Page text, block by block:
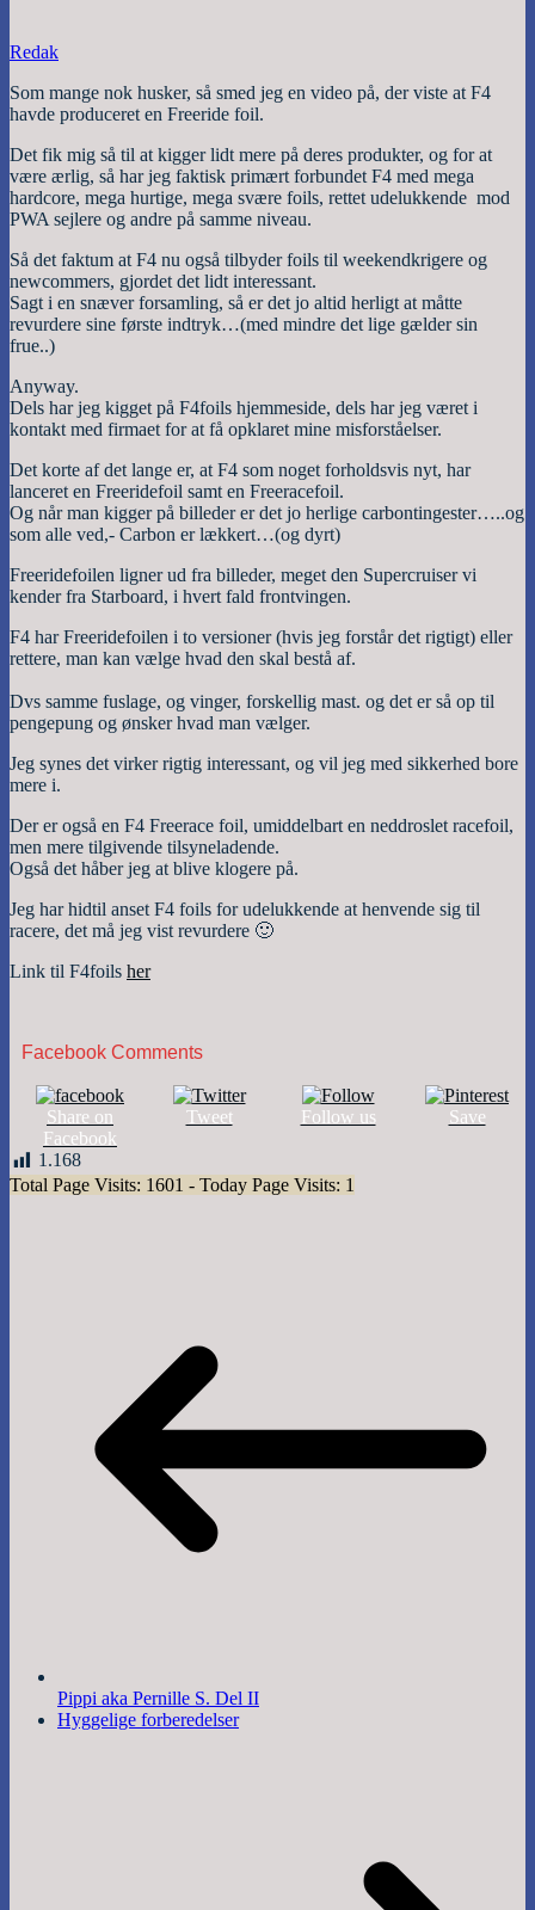
Redak
Som mange nok husker, så smed jeg en video på, der viste at F4
havde produceret en Freeride foil.
Det fik mig så til at kigger lidt mere på deres produkter, og for at
være ærlig, så har jeg faktisk primært forbundet F4 med mega
hardcore, mega hurtige, mega svære foils, rettet udelukkende mod
PWA sejlere og andre på samme niveau.
Så det faktum at F4 nu også tilbyder foils til weekendkrigere og
newcommers, gjordet det lidt interessant.
Sagt i en snæver forsamling, så er det jo altid herligt at måtte
revurdere sine første indtryk…(med mindre det lige gælder sin
frue..)
Anyway.
Dels har jeg kigget på F4foils hjemmeside, dels har jeg været i
kontakt med firmaet for at få opklaret mine misforståelser.
Det korte af det lange er, at F4 som noget forholdsvis nyt, har
lanceret en Freeridefoil samt en Freeracefoil.
Og når man kigger på billeder er det jo herlige carbontingester…..og
som alle ved,- Carbon er lækkert…(og dyrt)
Freeridefoilen ligner ud fra billeder, meget den Supercruiser vi
kender fra Starboard, i hvert fald frontvingen.
F4 har Freeridefoilen i to versioner (hvis jeg forstår det rigtigt) eller
rettere, man kan vælge hvad den skal bestå af.
Dvs samme fuslage, og vinger, forskellig mast. og det er så op til
pengepung og ønsker hvad man vælger.
Jeg synes det virker rigtig interessant, og vil jeg med sikkerhed bore
mere i.
Der er også en F4 Freerace foil, umiddelbart en neddroslet racefoil,
men mere tilgivende tilsyneladende.
Også det håber jeg at blive klogere på.
Jeg har hidtil anset F4 foils for udelukkende at henvende sig til
racere, det må jeg vist revurdere 🙂
Link til F4foils her
Facebook Comments
Share on
Facebook
Tweet Follow us Save
1.168
Total Page Visits: 1601 - Today Page Visits: 1
Pippi aka Pernille S. Del II
Hyggelige forberedelser